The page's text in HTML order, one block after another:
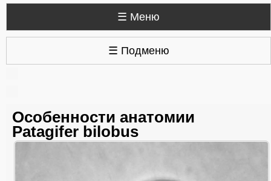
☰ Меню
☰ Подменю
Особенности анатомии
Patagifer bilobus